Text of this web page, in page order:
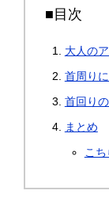
■目次
大人の
首周り
首回り
まとめ
こ